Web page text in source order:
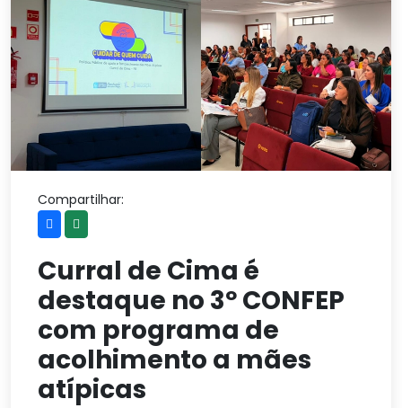
Compartilhar:
Curral de Cima é
destaque no 3º CONFEP
com programa de
acolhimento a mães
atípicas